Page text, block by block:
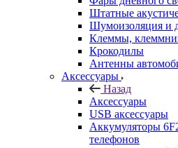
Штатные
Шумоизоляция и
Клеммы,
Крокодилы
Антенны
Аксессуары
Назад
Аксессуары
USB аксессуары
Аккумуляторы
телефонов